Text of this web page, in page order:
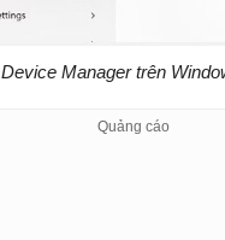
Device Manager trên